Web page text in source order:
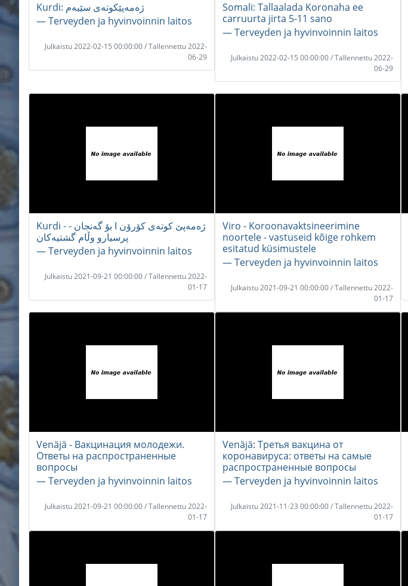
Kurdi: ژەمەپێکوتەی سێیەم
― Terveyden ja hyvinvoinnin laitos
Julkaistu 2022-02-15 00:00:00 / Tallennettu 2022-
06-29
Somali: Tallaalada Koronaha ee
carruurta jirta 5-11 sano
― Terveyden ja hyvinvoinnin laitos
Julkaistu 2022-02-15 00:00:00 / Tallennettu 2022-
06-29
Kurdi - ژەمەپێ کوتەی کۆرۆن ا بۆ گەنجان -
پرسیارو وڵام گشتیەکان
― Terveyden ja hyvinvoinnin laitos
Julkaistu 2021-09-21 00:00:00 / Tallennettu 2022-
01-17
Viro - Koroonavaktsineerimine
noortele - vastuseid kõige rohkem
esitatud küsimustele
― Terveyden ja hyvinvoinnin laitos
Julkaistu 2021-09-21 00:00:00 / Tallennettu 2022-
01-17
Venäjä - Вакцинация молодежи.
Ответы на распространенные
вопросы
― Terveyden ja hyvinvoinnin laitos
Julkaistu 2021-09-21 00:00:00 / Tallennettu 2022-
01-17
Venäjä: Третья вакцина от
коронавируса: ответы на самые
распространенные вопросы
― Terveyden ja hyvinvoinnin laitos
Julkaistu 2021-11-23 00:00:00 / Tallennettu 2022-
01-17